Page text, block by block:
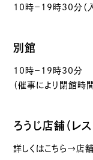
10時－19時30分（
別館
10時－19時30分
（催事により閉館時
ろうじ店舗（レ
詳しくはこちら→店